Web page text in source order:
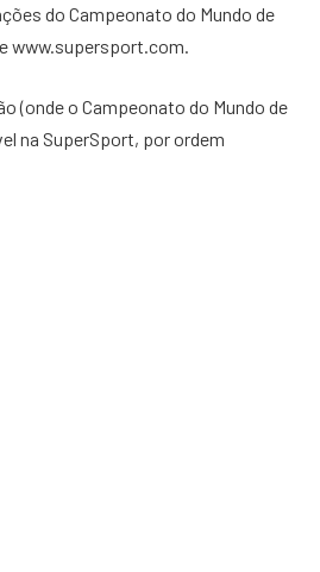
do Campeonato do Mundo de
www.supersport.com.
(onde o Campeonato do Mundo de
na SuperSport, por ordem